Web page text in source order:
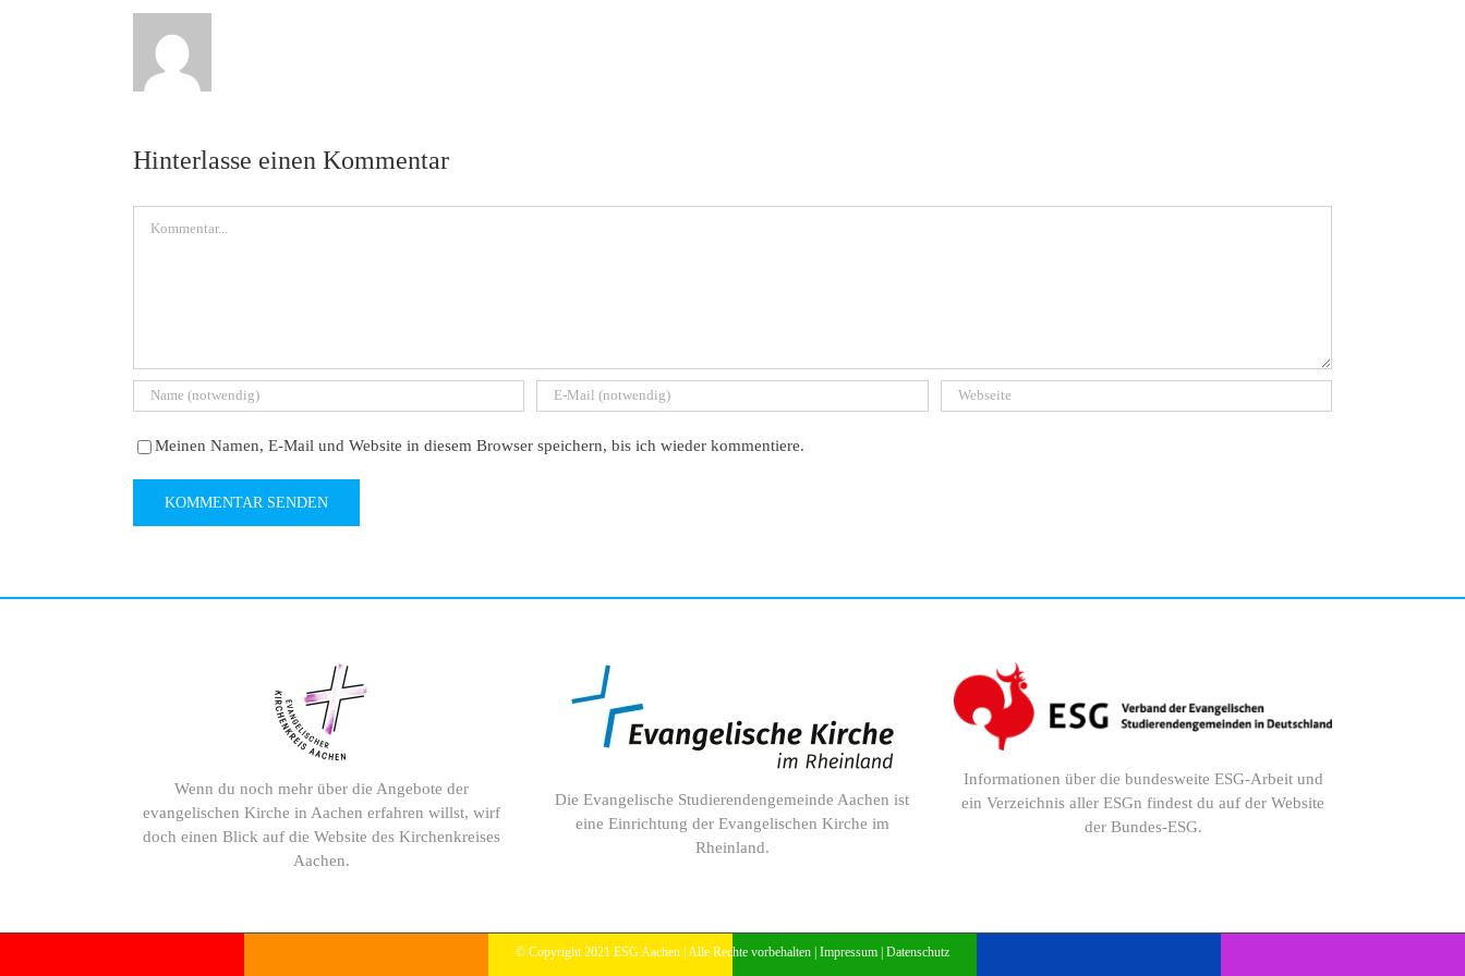
Hinterlasse einen Kommentar
Meinen Namen, E-Mail und Website in diesem Browser speichern, bis ich wieder kommentiere.
Wenn du noch mehr über die Angebote der
evangelischen Kirche in Aachen erfahren willst, wirf
doch einen Blick auf die Website des Kirchenkreises
Aachen.
Die Evangelische Studierendengemeinde Aachen ist
eine Einrichtung der Evangelischen Kirche im
Rheinland.
Informationen über die bundesweite ESG-Arbeit und
ein Verzeichnis aller ESGn findest du auf der Website
der Bundes-ESG.
© Copyright 2021 ESG Aachen | Alle Rechte vorbehalten | Impressum Datenschutz